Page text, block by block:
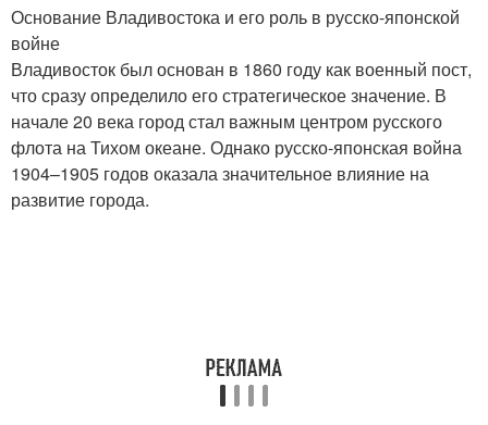
Основание Владивостока и его роль в русско-японской
войне
Владивосток был основан в 1860 году как военный пост,
что сразу определило его стратегическое значение. В
начале 20 века город стал важным центром русского
флота на Тихом океане. Однако русско-японская война
1904–1905 годов оказала значительное влияние на
развитие города.